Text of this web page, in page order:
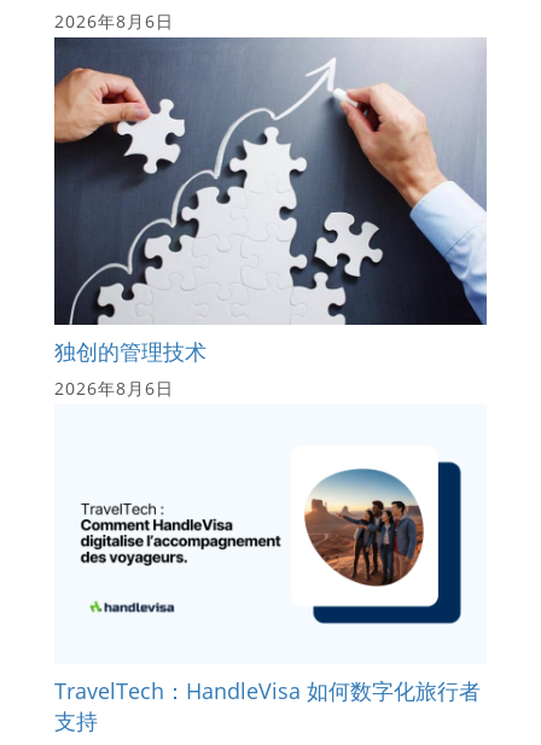
2026年8月6日
独创的管理技术
2026年8月6日
TravelTech：HandleVisa 如何数字化旅行者
支持